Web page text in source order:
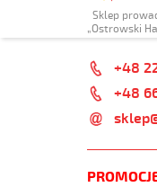
Sklep
„Ostrowski
+48
+48